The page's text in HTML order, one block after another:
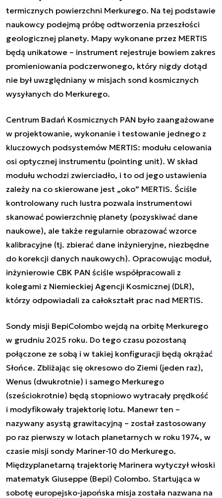
termicznych powierzchni Merkurego. Na tej podstawie
naukowcy podejmą próbę odtworzenia przeszłości
geologicznej planety. Mapy wykonane przez MERTIS
będą unikatowe – instrument rejestruje bowiem zakres
promieniowania podczerwonego, który nigdy dotąd
nie był uwzględniany w misjach sond kosmicznych
wysyłanych do Merkurego.
Centrum Badań Kosmicznych PAN było zaangażowane
w projektowanie, wykonanie i testowanie jednego z
kluczowych podsystemów MERTIS: modułu celowania
osi optycznej instrumentu (pointing unit). W skład
modułu wchodzi zwierciadło, i to od jego ustawienia
zależy na co skierowane jest „oko” MERTIS. Ściśle
kontrolowany ruch lustra pozwala instrumentowi
skanować powierzchnię planety (pozyskiwać dane
naukowe), ale także regularnie obrazować wzorce
kalibracyjne (tj. zbierać dane inżynieryjne, niezbędne
do korekcji danych naukowych). Opracowując moduł,
inżynierowie CBK PAN ściśle współpracowali z
kolegami z Niemieckiej Agencji Kosmicznej (DLR),
którzy odpowiadali za całokształt prac nad MERTIS.
Sondy misji BepiColombo wejdą na orbitę Merkurego
w grudniu 2025 roku. Do tego czasu pozostaną
połączone ze sobą i w takiej konfiguracji będą okrążać
Słońce. Zbliżając się okresowo do Ziemi (jeden raz),
Wenus (dwukrotnie) i samego Merkurego
(sześciokrotnie) będą stopniowo wytracały prędkość
i modyfikowały trajektorię lotu. Manewr ten –
nazywany asystą grawitacyjną – został zastosowany
po raz pierwszy w lotach planetarnych w roku 1974, w
czasie misji sondy Mariner-10 do Merkurego.
Międzyplanetarną trajektorię Marinera wytyczył włoski
matematyk Giuseppe (Bepi) Colombo. Startująca w
sobotę europejsko-japońska misja została nazwana na